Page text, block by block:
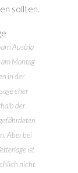
sollten.
Austria
Montag
in der
eher
der
Aber bei
ist
nicht